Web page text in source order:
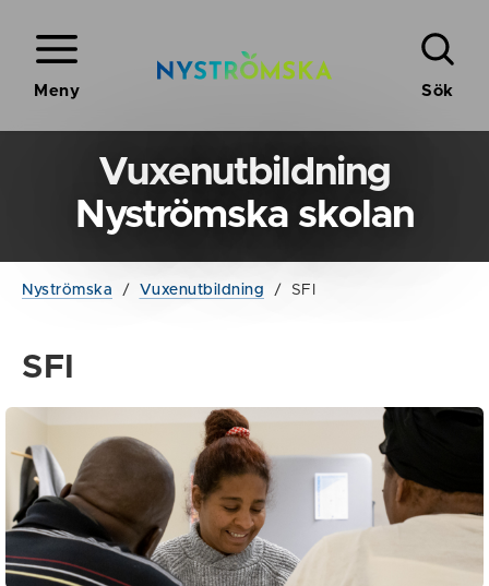
Meny Sök
Vuxenutbildning
Nyströmska skolan
Nyströmska / Vuxenutbildning / SFI
SFI